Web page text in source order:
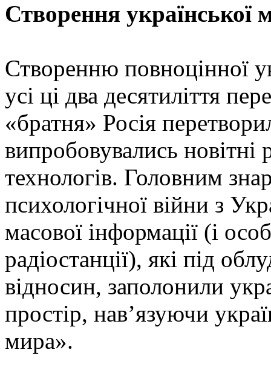
Створення української
Створенню повноцінної
усі ці два десятиліття
«братня» Росія
випробовувались новітні
технологів. Головним
психологічної війни з
масової інформації (і
радіостанції), які під
відносин, заполонили
простір, нав’язуючи
мира».